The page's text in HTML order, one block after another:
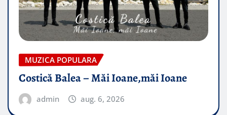
MUZICA POPULARA
Costică Balea – Măi Ioane,măi Ioane
admin aug. 6, 2026